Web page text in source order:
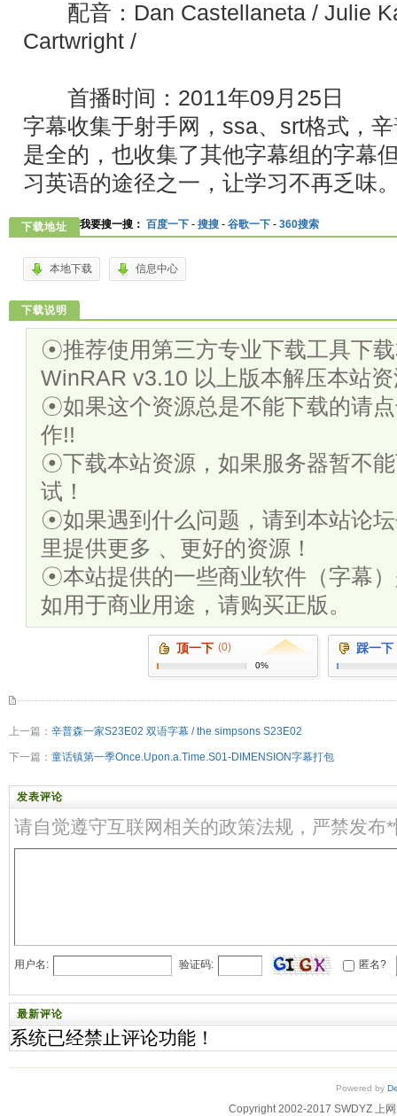
配音：Dan Castellaneta / Julie
Cartwright /
首播时间：2011年09月25日
字幕收集于射手网，ssa、srt格式，
是全的，也收集了其他字幕组的字幕
习英语的途径之一，让学习不再乏味
下载地址 我要搜一搜： 百度一下 - 搜搜 - 谷歌一下 - 360搜索
本地下载 信息中心
下载说明
☉推荐使用第三方专业下载工具下
WinRAR v3.10 以上版本解压本站
☉如果这个资源总是不能下载的请
作!!
☉下载本站资源，如果服务器暂不
试！
☉如果遇到什么问题，请到本站论
里提供更多 、更好的资源！
☉本站提供的一些商业软件（字幕
如用于商业用途，请购买正版。
顶一下 (0)
0%
踩一下
上一篇： 辛普森一家S23E02 双语字幕 / the simpsons S23E02
下一篇： 童话镇第一季Once.Upon.a.Time.S01-DIMENSION字幕打包
发表评论
请自觉遵守互联网相关的政策法规，严禁发布
用户名: 验证码: 匿名?
最新评论
系统已经禁止评论功能！
Powered by
Copyright 2002-2017 SWDYZ 上